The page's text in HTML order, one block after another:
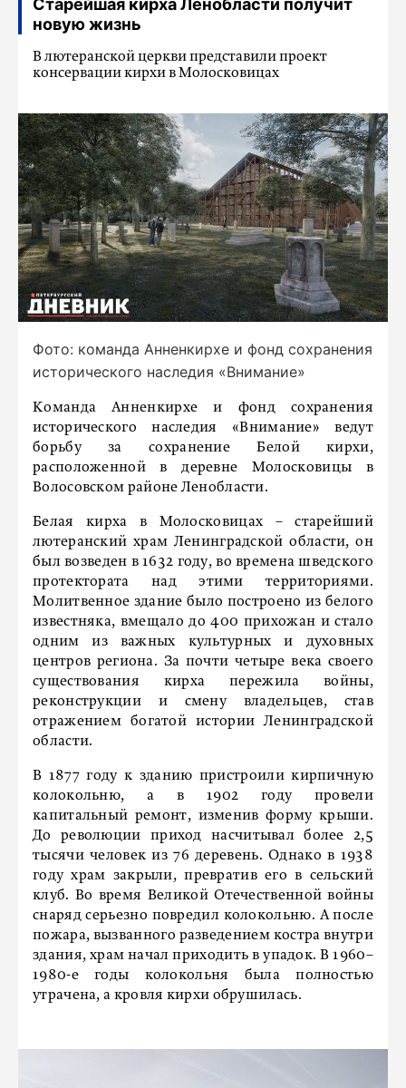
Старейшая кирха Ленобласти получит
новую жизнь
В лютеранской церкви представили проект
консервации кирхи в Молосковицах
Фото: команда Анненкирхе и фонд сохранения
исторического наследия «Внимание»
Команда Анненкирхе и фонд сохранения
исторического наследия «Внимание» ведут
борьбу за сохранение Белой кирхи,
расположенной в деревне Молосковицы в
Волосовском районе Ленобласти.
Белая кирха в Молосковицах – старейший
лютеранский храм Ленинградской области, он
был возведен в 1632 году, во времена шведского
протектората над этими территориями.
Молитвенное здание было построено из белого
известняка, вмещало до 400 прихожан и стало
одним из важных культурных и духовных
центров региона. За почти четыре века своего
существования кирха пережила войны,
реконструкции и смену владельцев, став
отражением богатой истории Ленинградской
области.
В 1877 году к зданию пристроили кирпичную
колокольню, а в 1902 году провели
капитальный ремонт, изменив форму крыши.
До революции приход насчитывал более 2,5
тысячи человек из 76 деревень. Однако в 1938
году храм закрыли, превратив его в сельский
клуб. Во время Великой Отечественной войны
снаряд серьезно повредил колокольню. А после
пожара, вызванного разведением костра внутри
здания, храм начал приходить в упадок. В 1960–
1980-е годы колокольня была полностью
утрачена, а кровля кирхи обрушилась.